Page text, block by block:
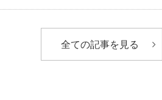
全ての記事を見る